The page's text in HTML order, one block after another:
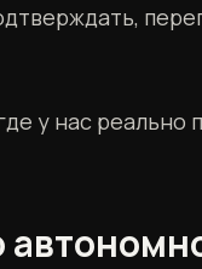
у нас реально